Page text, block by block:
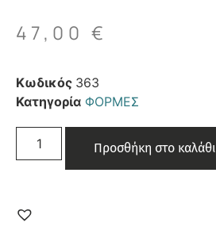
47,00€
Κωδικός 363
Κατηγορία ΦΟΡΜΕΣ
Προσθήκη στο καλάθι